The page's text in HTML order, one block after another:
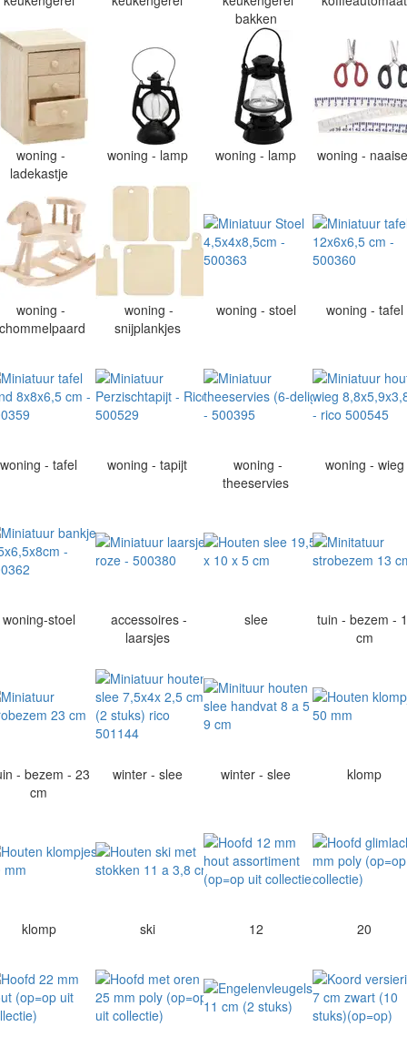
bakken
woning -
ladekastje
woning - lamp woning - lamp woning -
woning -
woning -
snijplankjes
woning - stoel woning - tafel
woning - tafel woning - tapijt
woning -
theeservies
woning - wieg
woning-stoel
accessoires -
laarsjes
slee
tuin - bezem -
cm
- bezem - 23
cm
winter - slee winter - slee klomp
klomp ski 12 20